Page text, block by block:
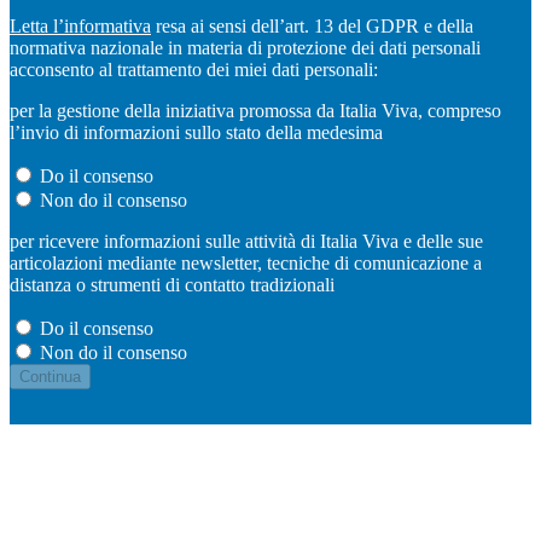
Letta l’informativa resa ai sensi dell’art. 13 del GDPR e della
normativa nazionale in materia di protezione dei dati personali
acconsento al trattamento dei miei dati personali:
per la gestione della iniziativa promossa da Italia Viva, compreso
l’invio di informazioni sullo stato della medesima
Do il consenso
Non do il consenso
per ricevere informazioni sulle attività di Italia Viva e delle sue
articolazioni mediante newsletter, tecniche di comunicazione a
distanza o strumenti di contatto tradizionali
Do il consenso
Non do il consenso